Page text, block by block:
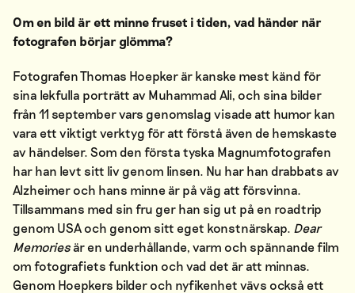
Om en bild är ett minne fruset i tiden, vad händer när
fotografen börjar glömma?
Fotografen Thomas Hoepker är kanske mest känd för
sina lekfulla porträtt av Muhammad Ali, och sina bilder
från 11 september vars genomslag visade att humor kan
vara ett viktigt verktyg för att förstå även de hemskaste
av händelser. Som den första tyska Magnumfotografen
har han levt sitt liv genom linsen. Nu har han drabbats av
Alzheimer och hans minne är på väg att försvinna.
Tillsammans med sin fru ger han sig ut på en roadtrip
genom USA och genom sitt eget konstnärskap. Dear
Memoriesär en underhållande, varm och spännande film
om fotografiets funktion och vad det är att minnas.
Genom Hoepkers bilder och nyfikenhet vävs också ett